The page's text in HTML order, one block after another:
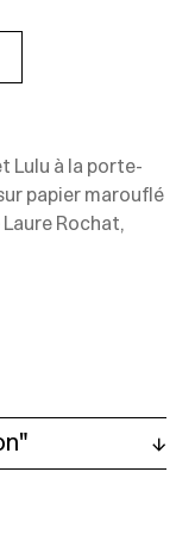
Lulu à la porte-
papier marouflé
Laure Rochat,